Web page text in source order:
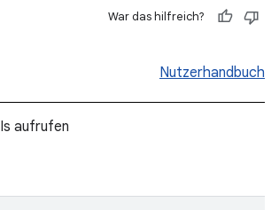
War das hilfreich?
Nutzerhandbuch
aufrufen